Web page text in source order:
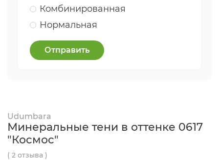
Комбинированная
Нормальная
Отправить
Udumbara
Минеральные тени в оттенке 0617
"Космос"
( 2 отзыва )